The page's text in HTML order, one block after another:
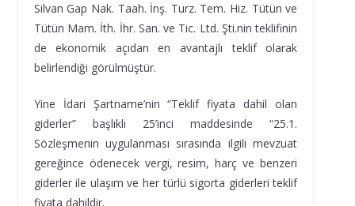
Silvan Gap Nak. Taah. İnş. Turz. Tem. Hiz. Tütün ve
Tütün Mam. İth. İhr. San. ve Tic. Ltd. Şti.nin teklifinin
de ekonomik açıdan en avantajlı teklif olarak
belirlendiği görülmüştür.
Yine İdari Şartname’nin “Teklif fiyata dahil olan
giderler” başlıklı 25’inci maddesinde “25.1.
Sözleşmenin uygulanması sırasında ilgili mevzuat
gereğince ödenecek vergi, resim, harç ve benzeri
giderler ile ulaşım ve her türlü sigorta giderleri teklif
fiyata dahildir.